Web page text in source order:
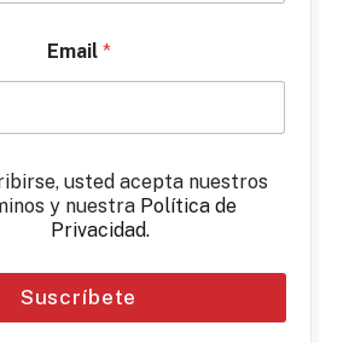
Email *
usted acepta nuestros
y nuestra Política de
Privacidad.
Suscríbete